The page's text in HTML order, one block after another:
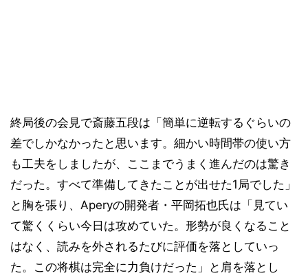
終局後の会見で斎藤五段は「簡単に逆転するぐらいの
差でしかなかったと思います。細かい時間帯の使い方
も工夫をしましたが、ここまでうまく進んだのは驚き
だった。すべて準備してきたことが出せた1局でした」
と胸を張り、Aperyの開発者・平岡拓也氏は「見てい
て驚くくらい今日は攻めていた。形勢が良くなること
はなく、読みを外されるたびに評価を落としていっ
た。この将棋は完全に力負けだった」と肩を落とし